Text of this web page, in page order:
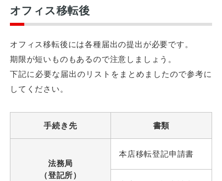
オフィス移転後
オフィス移転後には各種届出の提出が必要です。
期限が短いものもあるので注意しましょう。
下記に必要な届出のリストをまとめましたので参考に
してください。
手続き先 書類
法務局
（登記所）
本店移転登記申請書
や
予算の相談、見積依頼など